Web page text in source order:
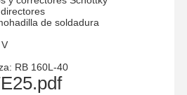
de soldadura
RB 160L-40